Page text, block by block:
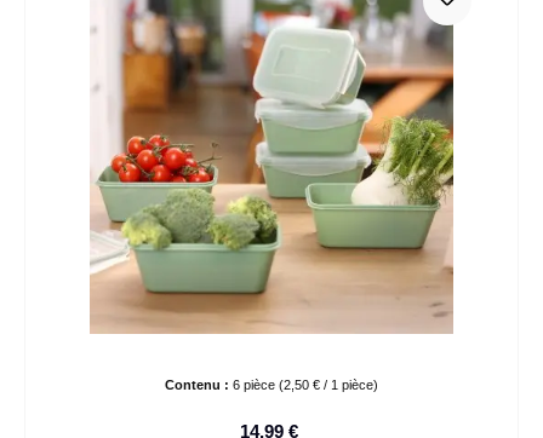
Contenu : 6 pièce (2,50 € / 1 pièce)
14,99 €